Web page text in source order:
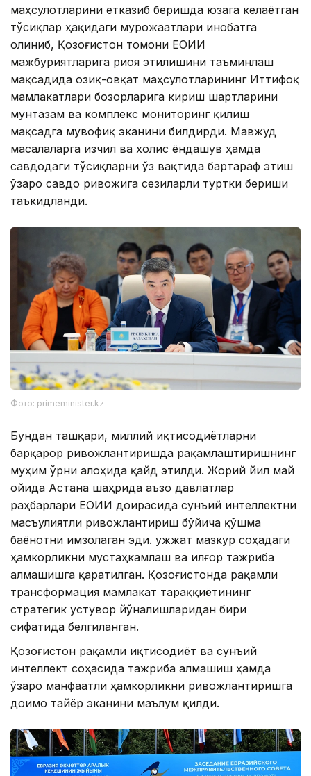
маҳсулотларини етказиб беришда юзага келаётган
тўсиқлар ҳақидаги мурожаатлари инобатга
олиниб, Қозоғистон томони ЕОИИ
мажбуриятларига риоя этилишини таъминлаш
мақсадида озиқ-овқат маҳсулотларининг Иттифоқ
мамлакатлари бозорларига кириш шартларини
мунтазам ва комплекс мониторинг қилиш
мақсадга мувофиқ эканини билдирди. Мавжуд
масалаларга изчил ва холис ёндашув ҳамда
савдодаги тўсиқларни ўз вақтида бартараф этиш
ўзаро савдо ривожига сезиларли туртки бериши
таъкидланди.
Фото: primeminister.kz
Бундан ташқари, миллий иқтисодиётларни
барқарор ривожлантиришда рақамлаштиришнинг
муҳим ўрни алоҳида қайд этилди. Жорий йил май
ойида Астана шаҳрида аъзо давлатлар
раҳбарлари ЕОИИ доирасида сунъий интеллектни
масъулиятли ривожлантириш бўйича қўшма
баёнотни имзолаган эди. Ҳужжат мазкур соҳадаги
ҳамкорликни мустаҳкамлаш ва илғор тажриба
алмашишга қаратилган. Қозоғистонда рақамли
трансформация мамлакат тараққиётининг
стратегик устувор йўналишларидан бири
сифатида белгиланган.
Қозоғистон рақамли иқтисодиёт ва сунъий
интеллект соҳасида тажриба алмашиш ҳамда
ўзаро манфаатли ҳамкорликни ривожлантиришга
доимо тайёр эканини маълум қилди.